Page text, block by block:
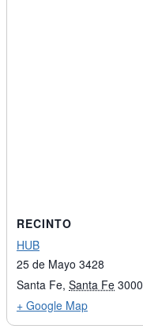
RECINTO
HUB
25 de Mayo 3428
Santa Fe, Santa Fe 3000
+ Google Map